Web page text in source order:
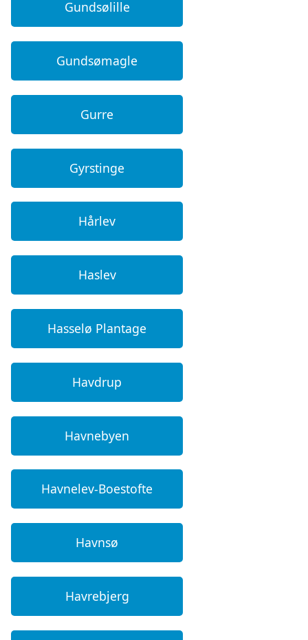
Gundsølille
Gundsømagle
Gurre
Gyrstinge
Hårlev
Haslev
Hasselø Plantage
Havdrup
Havnebyen
Havnelev-Boestofte
Havnsø
Havrebjerg